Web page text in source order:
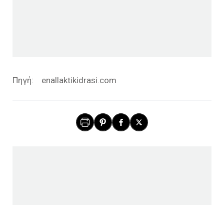
Πηγή: enallaktikidrasi.com